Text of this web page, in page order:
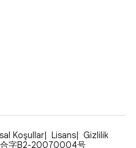
Koşullar Lisans
Gizlilik
合字B2-20070004号